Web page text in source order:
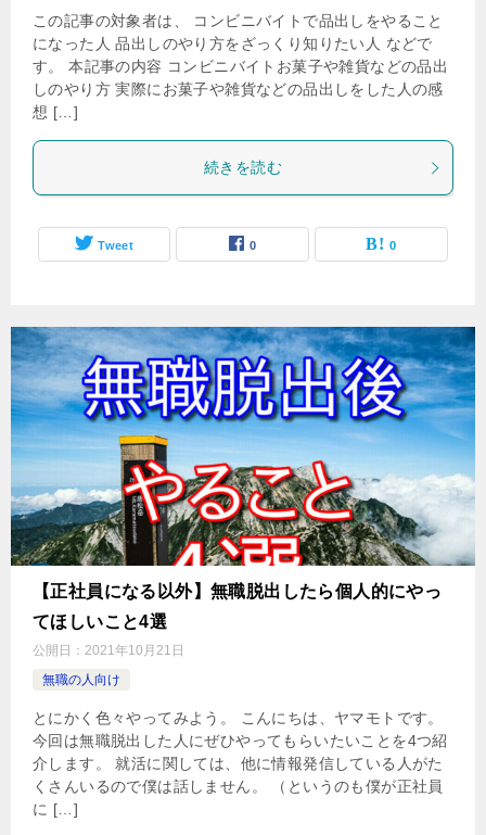
この記事の対象者は、 コンビニバイトで品出しをやること
になった人 品出しのやり方をざっくり知りたい人 などで
す。 本記事の内容 コンビニバイトお菓子や雑貨などの品出
しのやり方 実際にお菓子や雑貨などの品出しをした人の感
想 […]
続きを読む
Tweet 0 0
【正社員になる以外】無職脱出したら個人的にやっ
てほしいこと4選
公開日： 2021年10月21日
無職の人向け
とにかく色々やってみよう。 こんにちは、ヤマモトです。
今回は無職脱出した人にぜひやってもらいたいことを4つ紹
介します。 就活に関しては、他に情報発信している人がた
くさんいるので僕は話しません。 （というのも僕が正社員
に […]